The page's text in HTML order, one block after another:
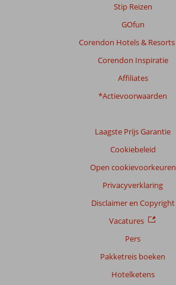
Stip Reizen
GOfun
Corendon Hotels & Resorts
Corendon Inspiratie
Affiliates
*Actievoorwaarden
Laagste Prijs Garantie
Cookiebeleid
Open cookievoorkeuren
Privacyverklaring
Disclaimer en Copyright
Vacatures
Pers
Pakketreis boeken
Hotelketens